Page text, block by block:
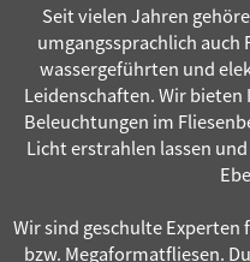
Seit vielen Jahren
umgangssprachlich
wassergeführten und
Leidenschaften. Wir
Beleuchtungen im
Licht erstrahlen lassen
Wir sind geschulte
bzw. Megaformatfliesen.